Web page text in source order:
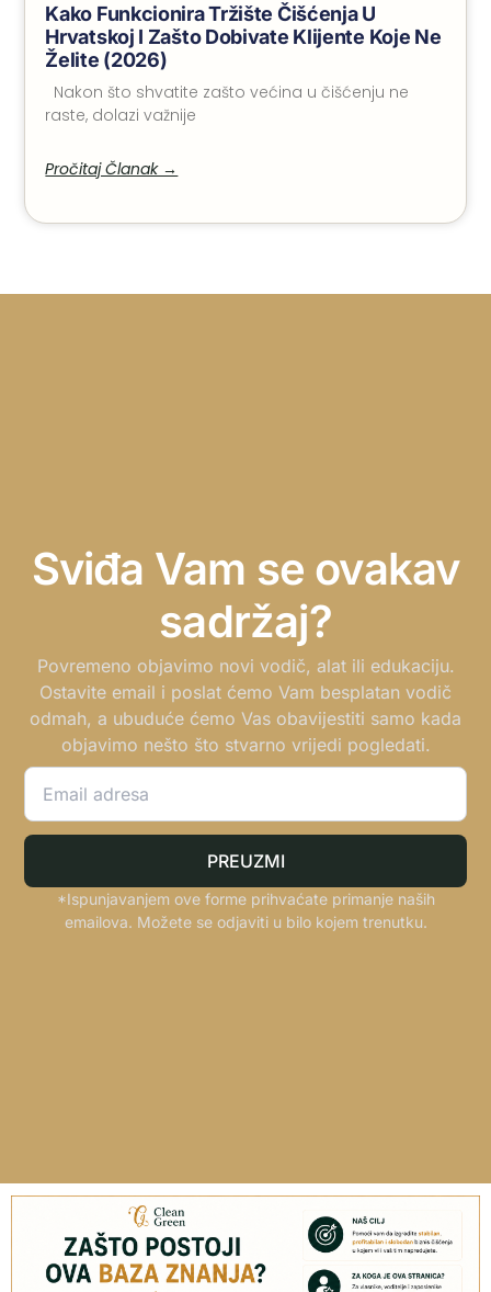
Kako Funkcionira Tržište Čišćenja U
Hrvatskoj I Zašto Dobivate Klijente Koje Ne
Želite (2026)
Nakon što shvatite zašto većina u čišćenju ne
raste, dolazi važnije
Pročitaj Članak →
Sviđa Vam se ovakav
sadržaj?
Povremeno objavimo novi vodič, alat ili edukaciju.
Ostavite email i poslat ćemo Vam besplatan vodič
odmah, a ubuduće ćemo Vas obavijestiti samo kada
objavimo nešto što stvarno vrijedi pogledati.
PREUZMI
*Ispunjavanjem ove forme prihvaćate primanje naših
emailova. Možete se odjaviti u bilo kojem trenutku.